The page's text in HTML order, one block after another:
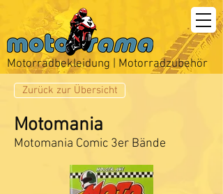
Motorradbekleidung | Motorradzubehör
Zurück zur Übersicht
Motomania
Motomania Comic 3er Bände